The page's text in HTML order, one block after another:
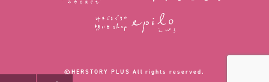
©︎HERSTORY PLUS All rights reserved.